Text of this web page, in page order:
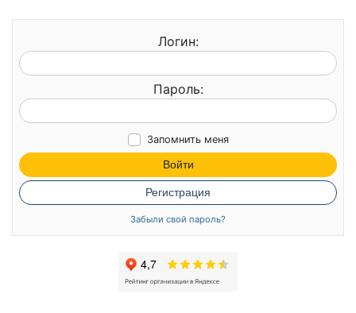
Логин:
Пароль:
Запомнить меня
Войти
Регистрация
Забыли свой пароль?